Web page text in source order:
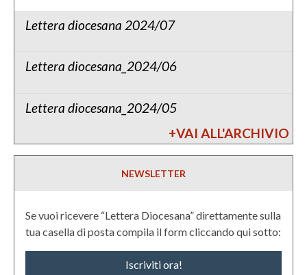
Lettera diocesana 2024/07
Lettera diocesana_2024/06
Lettera diocesana_2024/05
+VAI ALL'ARCHIVIO
NEWSLETTER
Se vuoi ricevere “Lettera Diocesana” direttamente sulla
tua casella di posta compila il form cliccando qui sotto:
Iscriviti ora!